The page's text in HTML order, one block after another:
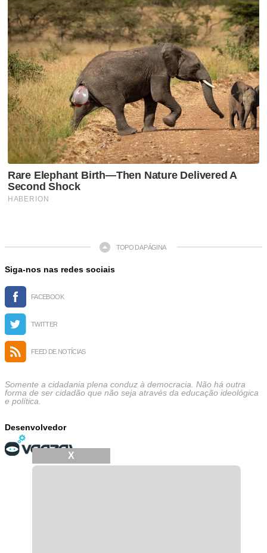
TOPO DA PÁGINA
Siga-nos nas redes sociais
FACEBOOK
TWITTER
FEED DE NOTÍCIAS
Somente a cidadania plena conduz à democracia. Não há outra
forma de ser cidadão que não seja através da educação ideológica
e política.
Desenvolvedor
X